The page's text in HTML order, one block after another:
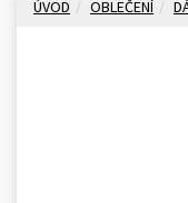
ÚVOD OBLEČENÍ